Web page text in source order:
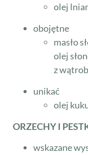
olej
obojętne
masło
olej
z
unikać
olej
ORZECHY I
wskazane